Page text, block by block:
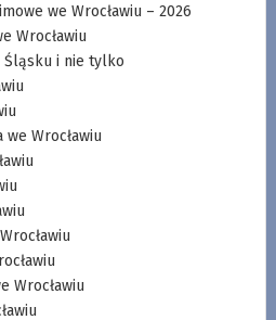
we Wrocławiu – 2026
Wrocławiu
Śląsku i nie tylko
Wrocławiu
Wrocławiu